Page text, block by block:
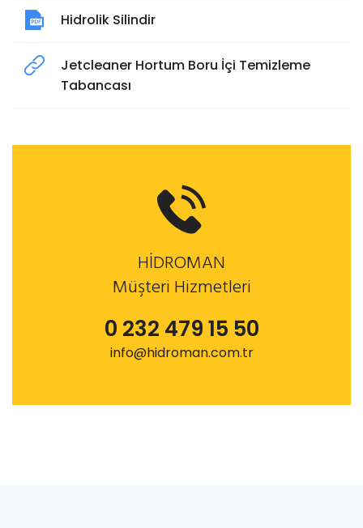
Hidrolik Silindir
Jetcleaner Hortum Boru İçi Temizleme
Tabancası
HİDROMAN
Müşteri Hizmetleri
0 232 479 15 50
info@hidroman.com.tr